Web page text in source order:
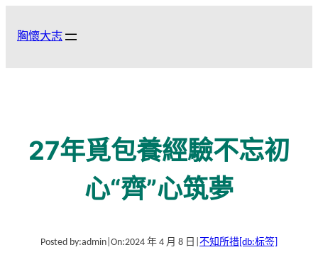
胸懷大志
27年覓包養經驗不忘初
心“齊”心筑夢
Posted by:admin On:2024 年 4 月 8 日 不知所措 [db:标签]